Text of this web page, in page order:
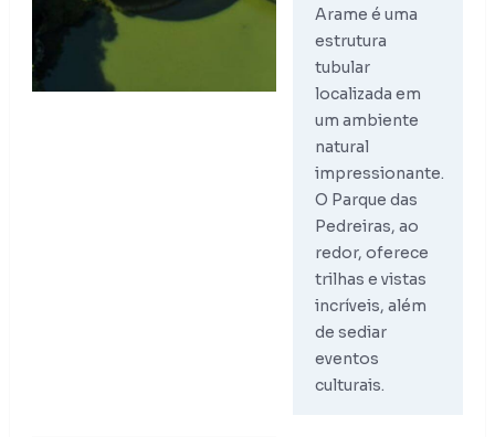
Arame é uma
estrutura
tubular
localizada em
um ambiente
natural
impressionante.
O Parque das
Pedreiras, ao
redor, oferece
trilhas e vistas
incríveis, além
de sediar
eventos
culturais.